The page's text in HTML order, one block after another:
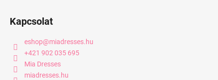
Kapcsolat
eshop@miadresses.hu
+421 902 035 695
Mia Dresses
miadresses.hu